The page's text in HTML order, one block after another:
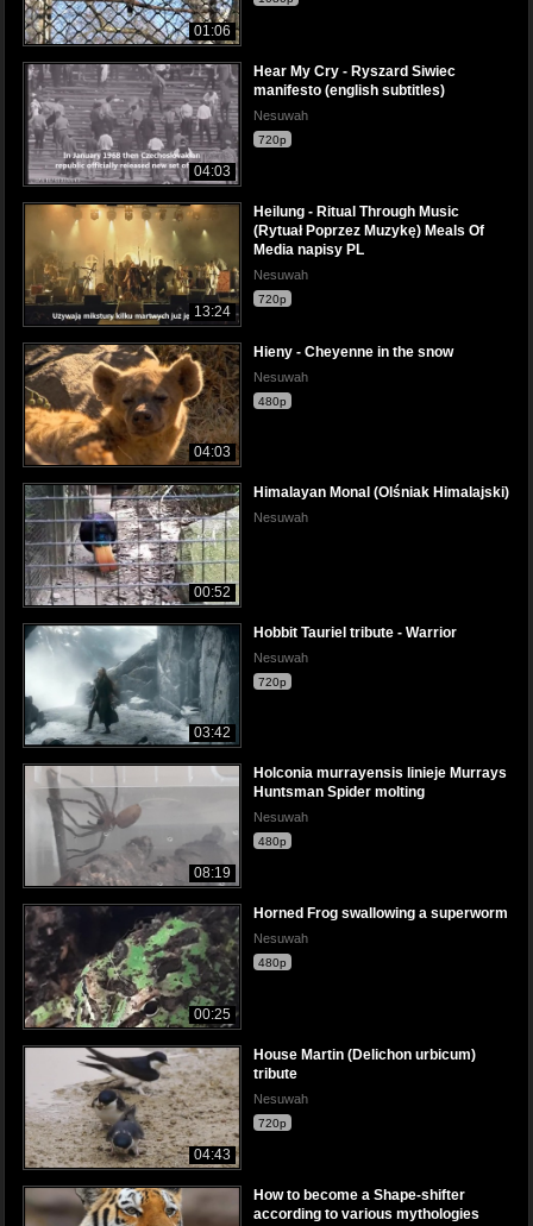
01:06
04:03
Hear My Cry - Ryszard Siwiec
manifesto (english subtitles)
Nesuwah
720p
13:24
Heilung - Ritual Through Music
(Rytuał Poprzez Muzykę) Meals Of
Media napisy PL
Nesuwah
720p
04:03
Hieny - Cheyenne in the snow
Nesuwah
480p
00:52
Himalayan Monal (Olśniak Himalajski)
Nesuwah
03:42
Hobbit Tauriel tribute - Warrior
Nesuwah
720p
08:19
Holconia murrayensis linieje Murrays
Huntsman Spider molting
Nesuwah
480p
00:25
Horned Frog swallowing a superworm
Nesuwah
480p
04:43
House Martin (Delichon urbicum)
tribute
Nesuwah
720p
How to become a Shape-shifter
according to various mythologies